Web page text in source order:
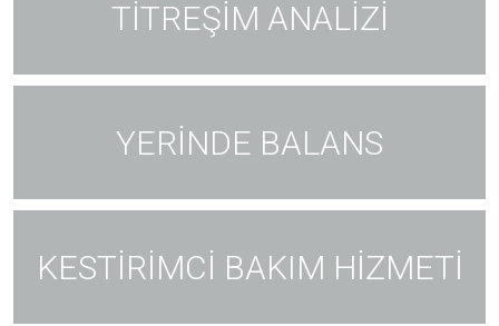
TİTREŞİM ANALİZİ
YERİNDE BALANS
KESTİRİMCİ BAKIM HİZMETİ